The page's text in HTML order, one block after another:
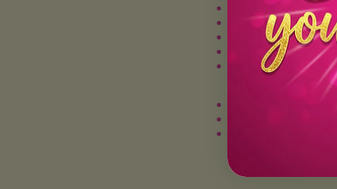
11 Jahre Erfahrung
Individuell
Persönliche,
Mehr als 450
Autorin von drei
Unser
Schnelle und